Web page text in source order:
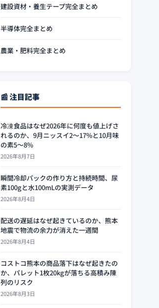
建設資材・養生テープ完全まとめ
半導体完全まとめ
農業・肥料完全まとめ
📰 注目記事
冷凍食品はなぜ2026年に何度も値上げさ
れるのか、9月ニッスイ2〜17%と10月味
の素5〜8%
2026年8月7日
瞬間冷却パックの作り方と持続時間、尿
素100gと水100mLの実測データ
2026年8月4日
配送の遅延はなぜ起きているのか、熊本
地震で物流の余力が消えた一週間
2026年8月4日
コストコ熊本の商品落下はなぜ起きたの
か、パレット1枚20kgが落ちる高積み陳
列のリスク
2026年8月3日